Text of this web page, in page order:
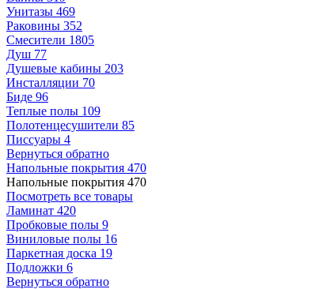
Унитазы 469
Раковины 352
Смесители 1805
Душ 77
Душевые кабины 203
Инсталляции 70
Биде 96
Теплые полы 109
Полотенцесушители 85
Писсуары 4
Вернуться обратно
Напольные покрытия 470
Напольные покрытия 470
Посмотреть все товары
Ламинат 420
Пробковые полы 9
Виниловые полы 16
Паркетная доска 19
Подложки 6
Вернуться обратно